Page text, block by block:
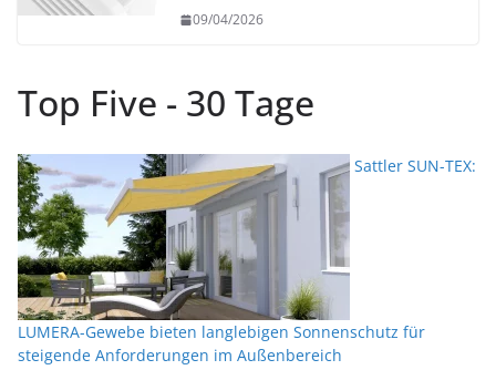
09/04/2026
Top Five - 30 Tage
Sattler SUN-TEX:
LUMERA-Gewebe bieten langlebigen Sonnenschutz für
steigende Anforderungen im Außenbereich